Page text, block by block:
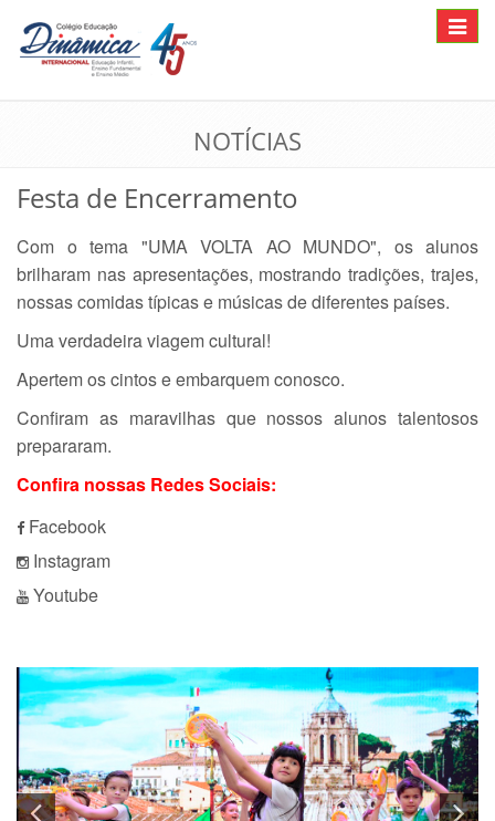
Toggle
NOTÍCIAS
Festa de Encerramento
Com o tema "UMA VOLTA AO MUNDO", os alunos
brilharam nas apresentações, mostrando tradições, trajes,
nossas comidas típicas e músicas de diferentes países.
Uma verdadeira viagem cultural!
Apertem os cintos e embarquem conosco.
Confiram as maravilhas que nossos alunos talentosos
prepararam.
Confira nossas Redes Sociais:
Facebook
Instagram
Youtube